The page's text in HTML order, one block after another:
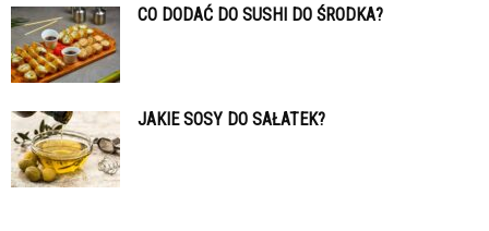
CO DODAĆ DO SUSHI DO ŚRODKA?
JAKIE SOSY DO SAŁATEK?